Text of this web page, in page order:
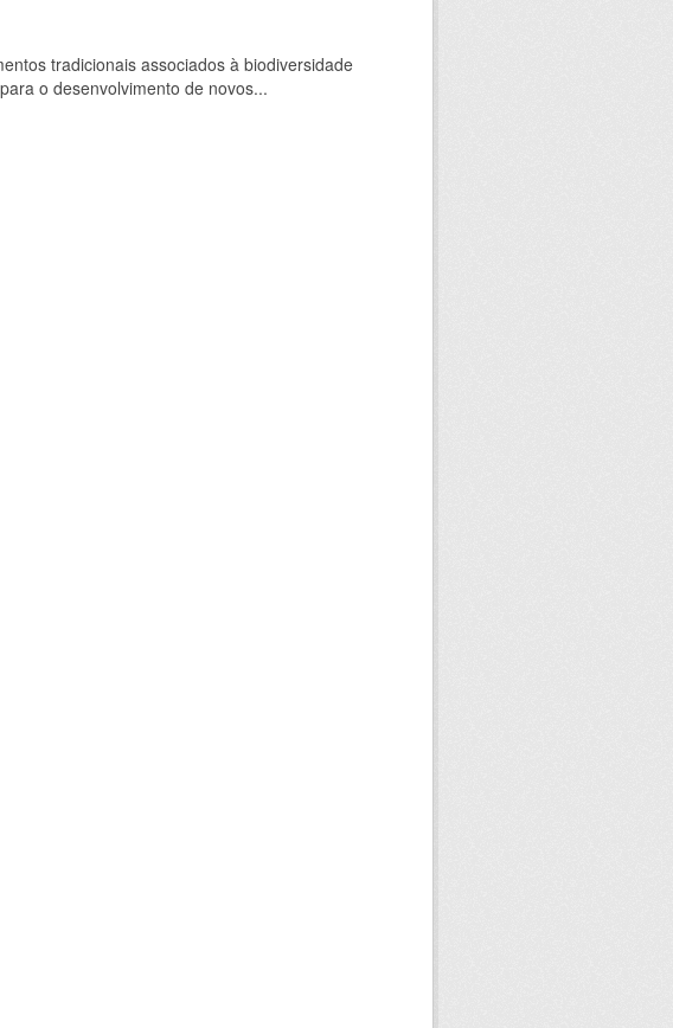
tradicionais associados à biodiversidade
o desenvolvimento de novos...